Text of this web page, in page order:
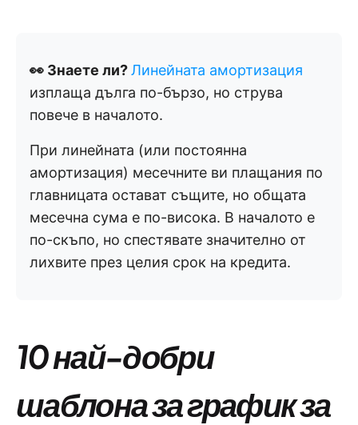
👀 Знаете ли?Линейната амортизация
изплаща дълга по-бързо, но струва
повече в началото.
При линейната (или постоянна
амортизация) месечните ви плащания по
главницата остават същите, но общата
месечна сума е по-висока. В началото е
по-скъпо, но спестявате значително от
лихвите през целия срок на кредита.
10 най-добри
шаблона за график за